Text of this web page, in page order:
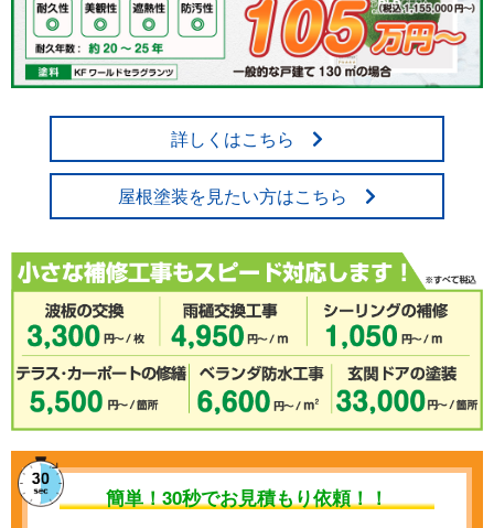
詳しくはこちら
屋根塗装を見たい方はこちら
簡単！30秒でお見積もり依頼！！